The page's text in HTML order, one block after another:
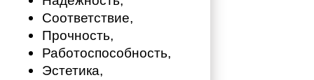
Соответствие,
Прочность,
Работоспособность,
Эстетика,